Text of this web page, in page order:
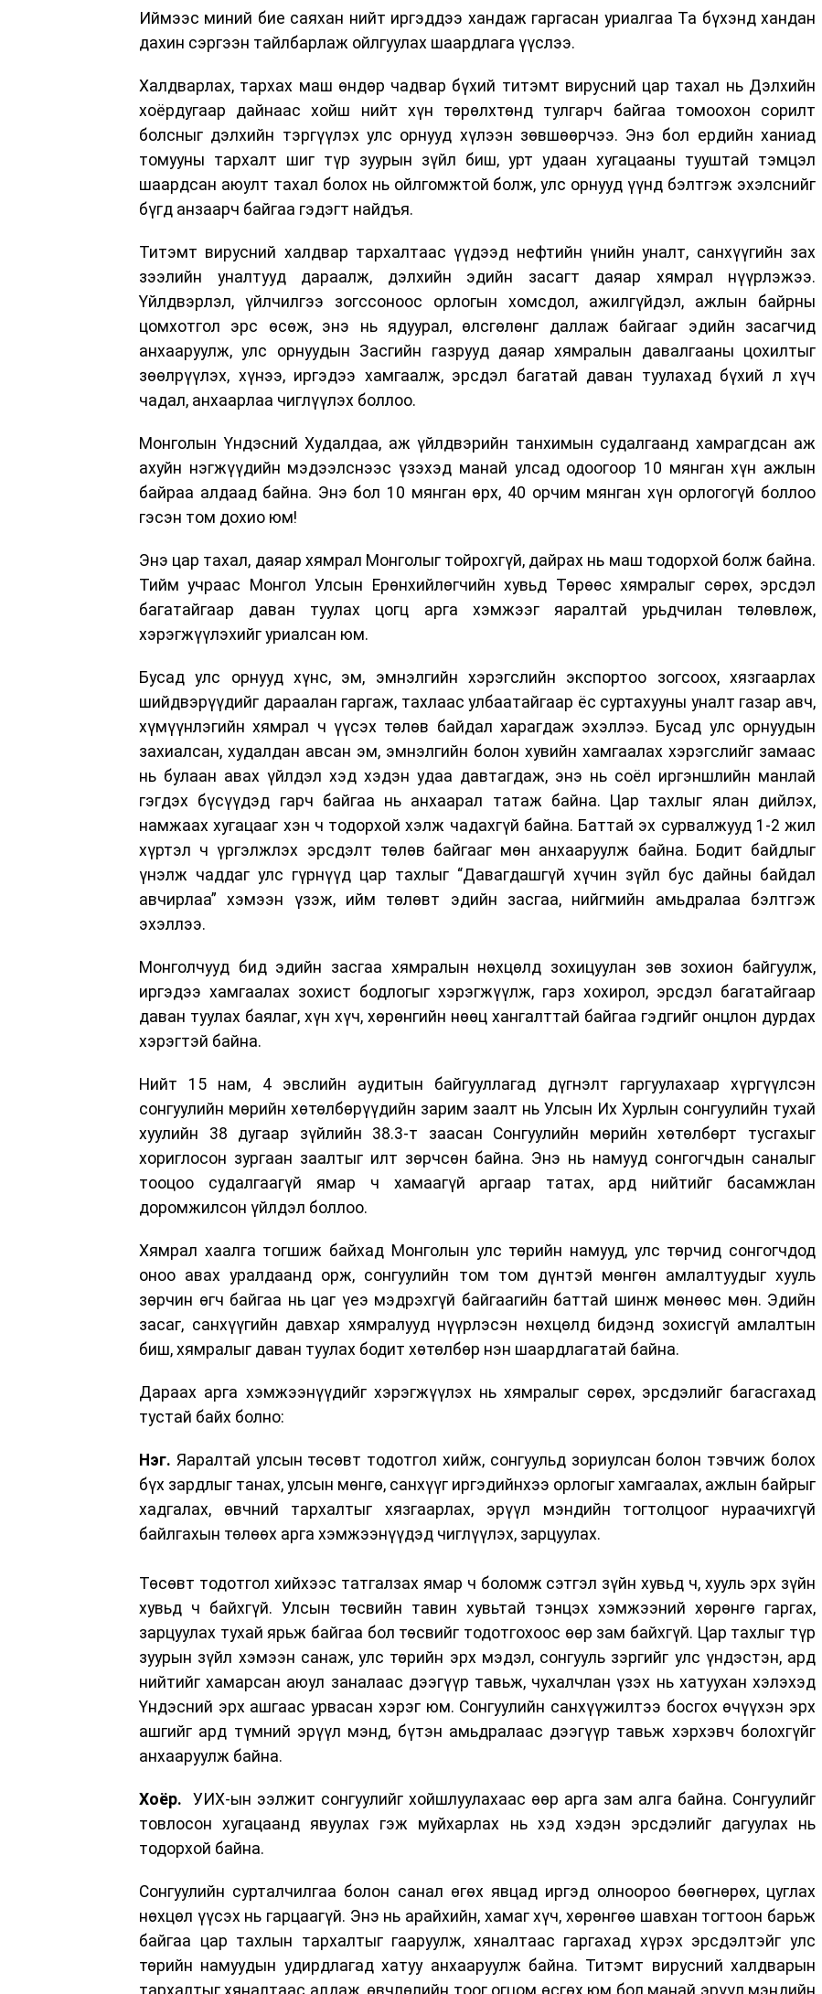
Иймээс миний бие саяхан нийт иргэддээ хандаж гаргасан уриалгаа Та бүхэнд хандан
дахин сэргээн тайлбарлаж ойлгуулах шаардлага үүслээ.
Халдварлах, тархах маш өндөр чадвар бүхий титэмт вирусний цар тахал нь Дэлхийн
хоёрдугаар дайнаас хойш нийт хүн төрөлхтөнд тулгарч байгаа томоохон сорилт
болсныг дэлхийн тэргүүлэх улс орнууд хүлээн зөвшөөрчээ. Энэ бол ердийн ханиад
томууны тархалт шиг түр зуурын зүйл биш, урт удаан хугацааны тууштай тэмцэл
шаардсан аюулт тахал болох нь ойлгомжтой болж, улс орнууд үүнд бэлтгэж эхэлснийг
бүгд анзаарч байгаа гэдэгт найдъя.
Титэмт вирусний халдвар тархалтаас үүдээд нефтийн үнийн уналт, санхүүгийн зах
зээлийн уналтууд дараалж, дэлхийн эдийн засагт даяар хямрал нүүрлэжээ.
Үйлдвэрлэл, үйлчилгээ зогссоноос орлогын хомсдол, ажилгүйдэл, ажлын байрны
цомхотгол эрс өсөж, энэ нь ядуурал, өлсгөлөнг даллаж байгааг эдийн засагчид
анхааруулж, улс орнуудын Засгийн газрууд даяар хямралын давалгааны цохилтыг
зөөлрүүлэх, хүнээ, иргэдээ хамгаалж, эрсдэл багатай даван туулахад бүхий л хүч
чадал, анхаарлаа чиглүүлэх боллоо.
Монголын Үндэсний Худалдаа, аж үйлдвэрийн танхимын судалгаанд хамрагдсан аж
ахуйн нэгжүүдийн мэдээлснээс үзэхэд манай улсад одоогоор 10 мянган хүн ажлын
байраа алдаад байна. Энэ бол 10 мянган өрх, 40 орчим мянган хүн орлогогүй боллоо
гэсэн том дохио юм!
Энэ цар тахал, даяар хямрал Монголыг тойрохгүй, дайрах нь маш тодорхой болж байна.
Тийм учраас Монгол Улсын Ерөнхийлөгчийн хувьд Төрөөс хямралыг сөрөх, эрсдэл
багатайгаар даван туулах цогц арга хэмжээг яаралтай урьдчилан төлөвлөж,
хэрэгжүүлэхийг уриалсан юм.
Бусад улс орнууд хүнс, эм, эмнэлгийн хэрэгслийн экспортоо зогсоох, хязгаарлах
шийдвэрүүдийг дараалан гаргаж, тахлаас улбаатайгаар ёс суртахууны уналт газар авч,
хүмүүнлэгийн хямрал ч үүсэх төлөв байдал харагдаж эхэллээ. Бусад улс орнуудын
захиалсан, худалдан авсан эм, эмнэлгийн болон хувийн хамгаалах хэрэгслийг замаас
нь булаан авах үйлдэл хэд хэдэн удаа давтагдаж, энэ нь соёл иргэншлийн манлай
гэгдэх бүсүүдэд гарч байгаа нь анхаарал татаж байна. Цар тахлыг ялан дийлэх,
намжаах хугацааг хэн ч тодорхой хэлж чадахгүй байна. Баттай эх сурвалжууд 1-2 жил
хүртэл ч үргэлжлэх эрсдэлт төлөв байгааг мөн анхааруулж байна. Бодит байдлыг
үнэлж чаддаг улс гүрнүүд цар тахлыг “Давагдашгүй хүчин зүйл бус дайны байдал
авчирлаа” хэмээн үзэж, ийм төлөвт эдийн засгаа, нийгмийн амьдралаа бэлтгэж
эхэллээ.
Монголчууд бид эдийн засгаа хямралын нөхцөлд зохицуулан зөв зохион байгуулж,
иргэдээ хамгаалах зохист бодлогыг хэрэгжүүлж, гарз хохирол, эрсдэл багатайгаар
даван туулах баялаг, хүн хүч, хөрөнгийн нөөц хангалттай байгаа гэдгийг онцлон дурдах
хэрэгтэй байна.
Нийт 15 нам, 4 эвслийн аудитын байгууллагад дүгнэлт гаргуулахаар хүргүүлсэн
сонгуулийн мөрийн хөтөлбөрүүдийн зарим заалт нь Улсын Их Хурлын сонгуулийн тухай
хуулийн 38 дугаар зүйлийн 38.3-т заасан Сонгуулийн мөрийн хөтөлбөрт тусгахыг
хориглосон зургаан заалтыг илт зөрчсөн байна. Энэ нь намууд сонгогчдын саналыг
тооцоо судалгаагүй ямар ч хамаагүй аргаар татах, ард нийтийг басамжлан
доромжилсон үйлдэл боллоо.
Хямрал хаалга тогшиж байхад Монголын улс төрийн намууд, улс төрчид сонгогчдод
оноо авах уралдаанд орж, сонгуулийн том том дүнтэй мөнгөн амлалтуудыг хууль
зөрчин өгч байгаа нь цаг үеэ мэдрэхгүй байгаагийн баттай шинж мөнөөс мөн. Эдийн
засаг, санхүүгийн давхар хямралууд нүүрлэсэн нөхцөлд бидэнд зохисгүй амлалтын
биш, хямралыг даван туулах бодит хөтөлбөр нэн шаардлагатай байна.
Дараах арга хэмжээнүүдийг хэрэгжүүлэх нь хямралыг сөрөх, эрсдэлийг багасгахад
тустай байх болно:
Нэг. Яаралтай улсын төсөвт тодотгол хийж, сонгуульд зориулсан болон тэвчиж болох
бүх зардлыг танах, улсын мөнгө, санхүүг иргэдийнхээ орлогыг хамгаалах, ажлын байрыг
хадгалах, өвчний тархалтыг хязгаарлах, эрүүл мэндийн тогтолцоог нураачихгүй
байлгахын төлөөх арга хэмжээнүүдэд чиглүүлэх, зарцуулах.
Төсөвт тодотгол хийхээс татгалзах ямар ч боломж сэтгэл зүйн хувьд ч, хууль эрх зүйн
хувьд ч байхгүй. Улсын төсвийн тавин хувьтай тэнцэх хэмжээний хөрөнгө гаргах,
зарцуулах тухай ярьж байгаа бол төсвийг тодотгохоос өөр зам байхгүй. Цар тахлыг түр
зуурын зүйл хэмээн санаж, улс төрийн эрх мэдэл, сонгууль зэргийг улс үндэстэн, ард
нийтийг хамарсан аюул заналаас дээгүүр тавьж, чухалчлан үзэх нь хатуухан хэлэхэд
Үндэсний эрх ашгаас урвасан хэрэг юм. Сонгуулийн санхүүжилтээ босгох өчүүхэн эрх
ашгийг ард түмний эрүүл мэнд, бүтэн амьдралаас дээгүүр тавьж хэрхэвч болохгүйг
анхааруулж байна.
Хоёр. УИХ-ын ээлжит сонгуулийг хойшлуулахаас өөр арга зам алга байна. Сонгуулийг
товлосон хугацаанд явуулах гэж муйхарлах нь хэд хэдэн эрсдэлийг дагуулах нь
тодорхой байна.
Сонгуулийн сурталчилгаа болон санал өгөх явцад иргэд олноороо бөөгнөрөх, цуглах
нөхцөл үүсэх нь гарцаагүй. Энэ нь арайхийн, хамаг хүч, хөрөнгөө шавхан тогтоон барьж
байгаа цар тахлын тархалтыг гааруулж, хяналтаас гаргахад хүрэх эрсдэлтэйг улс
төрийн намуудын удирдлагад хатуу анхааруулж байна. Титэмт вирусний халдварын
тархалтыг хяналтаас алдаж, өвчлөлийн тоог огцом өсгөх юм бол манай эрүүл мэндийн